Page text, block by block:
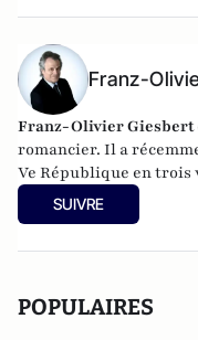
Franz-
Franz-Olivier Giesbert
romancier. Il a
Ve République en
novembre 2023.
SUIVRE
POPULAIRES